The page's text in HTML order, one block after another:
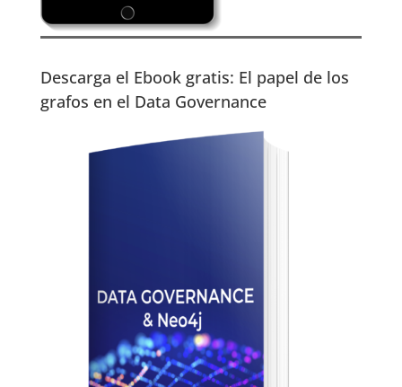
Descarga el Ebook gratis: El papel de los
grafos en el Data Governance